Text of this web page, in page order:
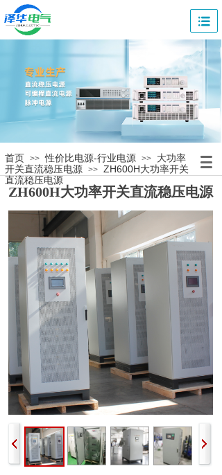
首页 >> 性价比电源-行业电源 >>
大功率
开关直流稳压电源 >> ZH600H大功率开关
直流稳压电源
ZH600H大功率开关直流稳压电源